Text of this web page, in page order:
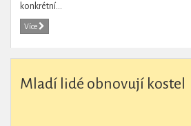
konkrétní...
Více
Mladí lidé obnovují kostel